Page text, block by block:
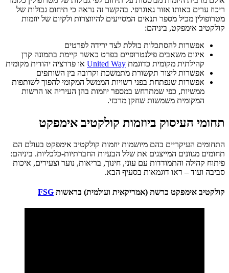
ריכוז ערים באותו אזור גאוגרפי. בהקשר זה נראה כי תיחום גבולות של
מטרופולין מכיל מספר תנאים המסייעים להיווצרות ולקיום של יוזמות
קולקטיב אימפקט, ביניהם:
אפשרות להסתכלות כוללת לצד ירידה לפרטים
איגום משאבים פילנטרופיים בפרט כאשר קיימת בתמונה קרן
קהילתית מקומית כדוגמת United Way או פדרציה יהודית מקומית
אפשרות ליצור תקשורת מתמשכת וקרובה בין השותפים
אפשרות שנפתחת בפני רשויות הממשל המקומי להפוך לשותפות
ממשיות, כפי שמתרחש במספר יוזמות בהן העיריה או הרשות
המקומית משמשות שחקן מרכזי.
תחומי העיסוק ביוזמות קולקטיב אימפקט
התחומים העיקריים בהם מיושמות יוזמות קולקטיב אימפקט בעולם הם
תחומים מגוונים המייצגים את שלל הבעיות החברתיות-כלכליות. ביניהם:
פיתוח קהילה והתמודדות עם עוני, חינוך, בריאות, נוער וצעירים, איכות
סביבה ועוד – ראו דוגמאות בסעיף הבא.
קולקטיב אימפקט כרשת (אמריקאית ועולמית) בראשות FSG